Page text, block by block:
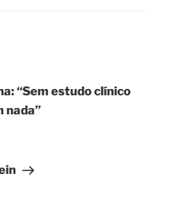
“Sem estudo clínico
nada”